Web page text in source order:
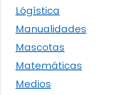
Lógística
Manualidades
Mascotas
Matemáticas
Medios